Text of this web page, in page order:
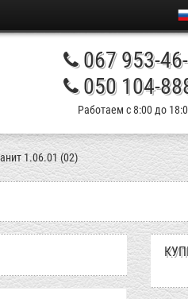
067 953-
050 104-
Работаем с 8:00 до
1.06.01 (02)